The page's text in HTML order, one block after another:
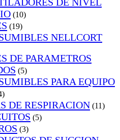
(10)
(19)
NELLCORT
DE PARAMETROS
(5)
PARA EQUIPO
DE RESPIRACION (11)
(5)
(3)